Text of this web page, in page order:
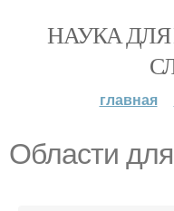
НАУКА
главная
Области